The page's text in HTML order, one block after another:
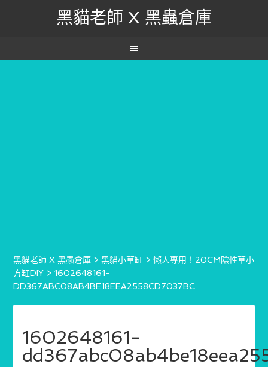
黑貓老師 X 黑蟲倉庫
黑貓老師 X 黑蟲倉庫 >黑貓小草缸 >懶人專用！20CM陰性草小
方缸DIY > 1602648161-
DD367ABC08AB4BE18EEA2558CD7037BC
1602648161-